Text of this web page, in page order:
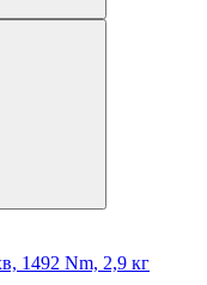
1492 Nm, 2,9 кг